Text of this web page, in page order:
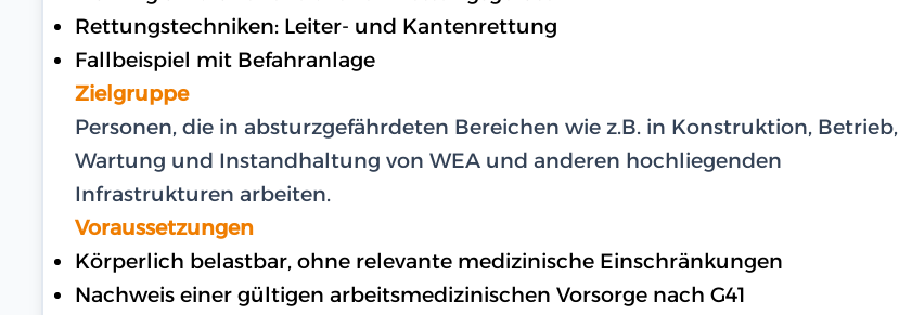
Rettungstechniken: Leiter- und Kantenrettung
Fallbeispiel mit Befahranlage
Zielgruppe
Personen, die in absturzgefährdeten Bereichen wie z.B. in Konstruktion, Betrieb,
Wartung und Instandhaltung von WEA und anderen hochliegenden
Infrastrukturen arbeiten.
Voraussetzungen
Körperlich belastbar, ohne relevante medizinische Einschränkungen
Nachweis einer gültigen arbeitsmedizinischen Vorsorge nach G41